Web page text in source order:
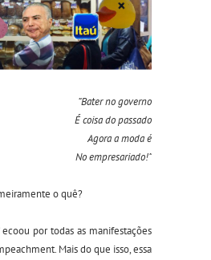
“Bater no governo
É coisa do passado
Agora a moda é
No empresariado!”
o quê?
ecoou por todas as manifestações
Mais do que isso, essa